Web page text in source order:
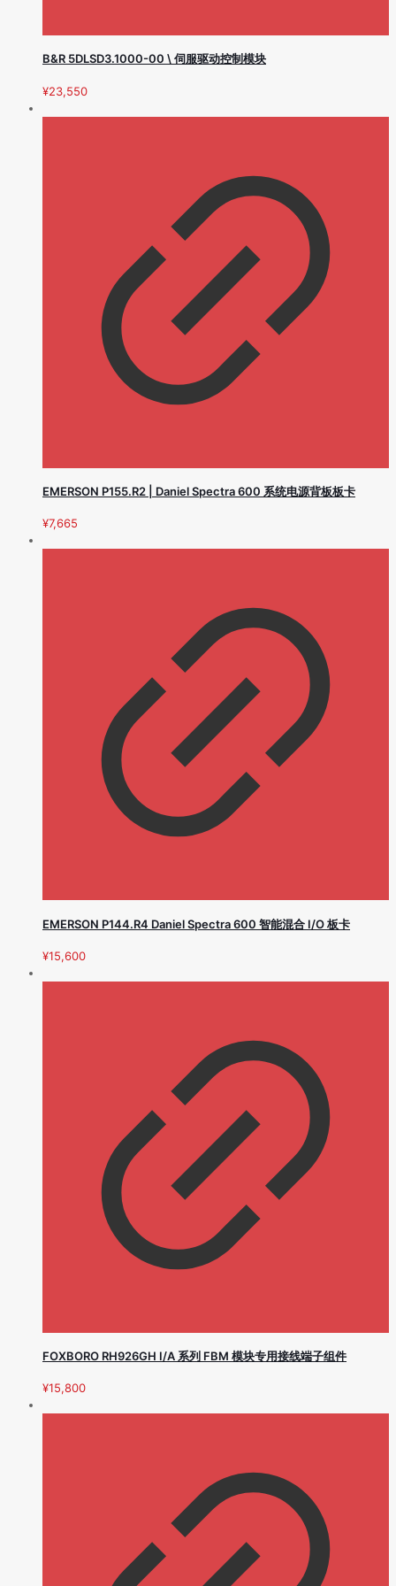
B&R 5DLSD3.1000-00 \ 伺服驱动控制模块
¥23,550
EMERSON P155.R2 | Daniel Spectra 600 系统电源背板板卡
¥7,665
EMERSON P144.R4 Daniel Spectra 600 智能混合 I/O 板卡
¥15,600
FOXBORO RH926GH I/A 系列 FBM 模块专用接线端子组件
¥15,800